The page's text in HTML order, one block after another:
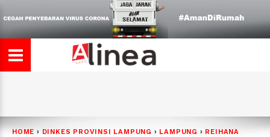
HOME › DINKES PROVINSI LAMPUNG › LAMPUNG › REIHANA